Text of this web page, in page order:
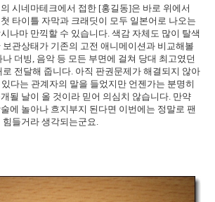
시네마테크에서 접한 [홍길동]은 바로 위에서
타이틀 자막과 크래딧이 모두 일본어로 나오는
나마 만끽할 수 있습니다. 색감 자체도 많이 탈색
관상태가 기존의 고전 애니메이션과 비교해볼
더빙, 음악 등 모든 부면에 걸쳐 당대 최고였던
전달해 줍니다. 아직 판권문제가 해결되지 않아
다는 관계자의 말을 들었지만 언젠가는 분명히
될 날이 올 것이라 믿어 의심치 않습니다. 만약
에 놀아나 흐지부지 된다면 이번에는 정말로 팬
들거라 생각되는군요.